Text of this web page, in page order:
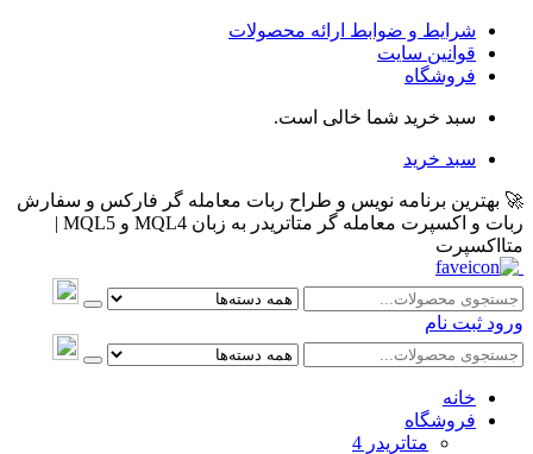
شرایط و ضوابط ارائه محصولات
قوانین سایت
فروشگاه
سبد خرید شما خالی است.
سبد خرید
🚀 بهترین برنامه نویس و طراح ربات معامله گر فارکس و سفارش
ربات و اکسپرت معامله گر متاتریدر به زبان MQL4 و MQL5 |
متااکسپرت
ورود ثبت نام
خانه
فروشگاه
متاتريدر 4